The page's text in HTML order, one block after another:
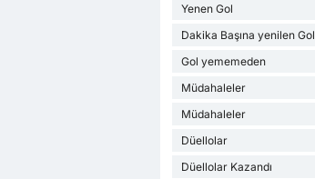
Yenen Gol
Dakika Başına yenilen Gol
Gol yememeden
Müdahaleler
Müdahaleler
Düellolar
Düellolar Kazandı